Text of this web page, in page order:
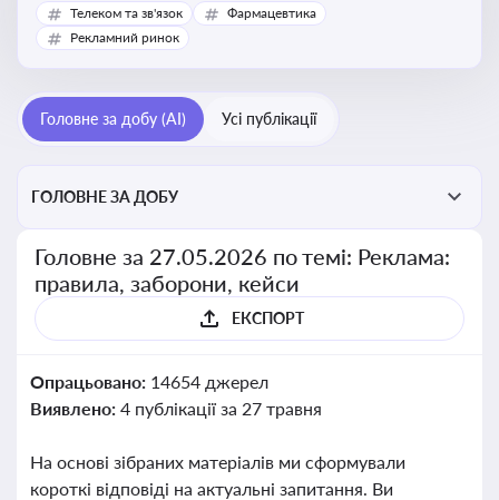
Телеком та зв'язок
Фармацевтика
Рекламний ринок
Головне за добу (AI) Усі публікації
ГОЛОВНЕ ЗА ДОБУ
Головне за 27.05.2026 по темі: Реклама:
правила, заборони, кейси
ЕКСПОРТ
Опрацьовано: 14654 джерел
Виявлено: 4 публікації за 27 травня
На основі зібраних матеріалів ми сформували
короткі відповіді на актуальні запитання. Ви